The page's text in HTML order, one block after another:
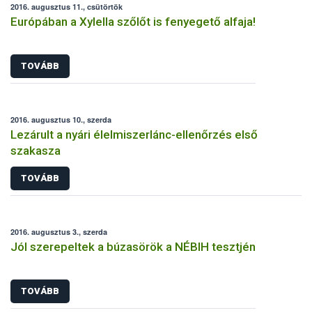
2016. augusztus 11., csütörtök
Európában a Xylella szőlőt is fenyegető alfaja!
TOVÁBB
2016. augusztus 10., szerda
Lezárult a nyári élelmiszerlánc-ellenőrzés első
szakasza
TOVÁBB
2016. augusztus 3., szerda
Jól szerepeltek a búzasörök a NÉBIH tesztjén
TOVÁBB